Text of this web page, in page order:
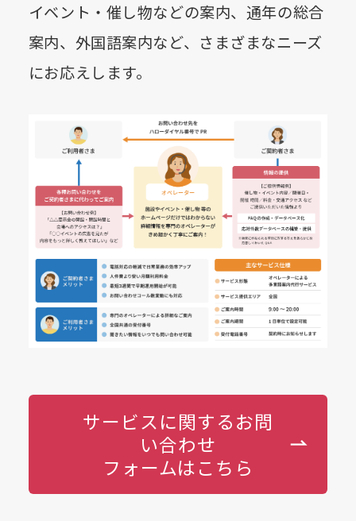
イベント・催し物などの案内、通年の総合
案内、外国語案内など、さまざまなニーズ
にお応えします。
サービスに関するお問
い合わせ
フォームはこちら